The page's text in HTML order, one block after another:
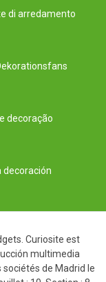
di arredamento
decoração
decoración
Curiosite est
multimedia
sociétés de Madrid le